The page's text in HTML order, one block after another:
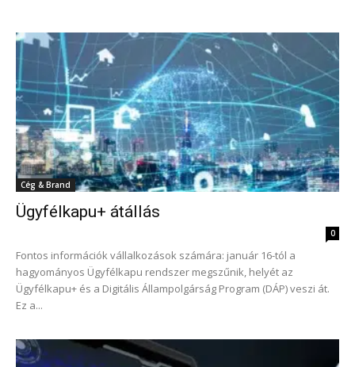
Cég & Brand
Ügyfélkapu+ átállás
0
Fontos információk vállalkozások számára: január 16-tól a
hagyományos Ügyfélkapu rendszer megszűnik, helyét az
Ügyfélkapu+ és a Digitális Állampolgárság Program (DÁP) veszi át.
Ez a...